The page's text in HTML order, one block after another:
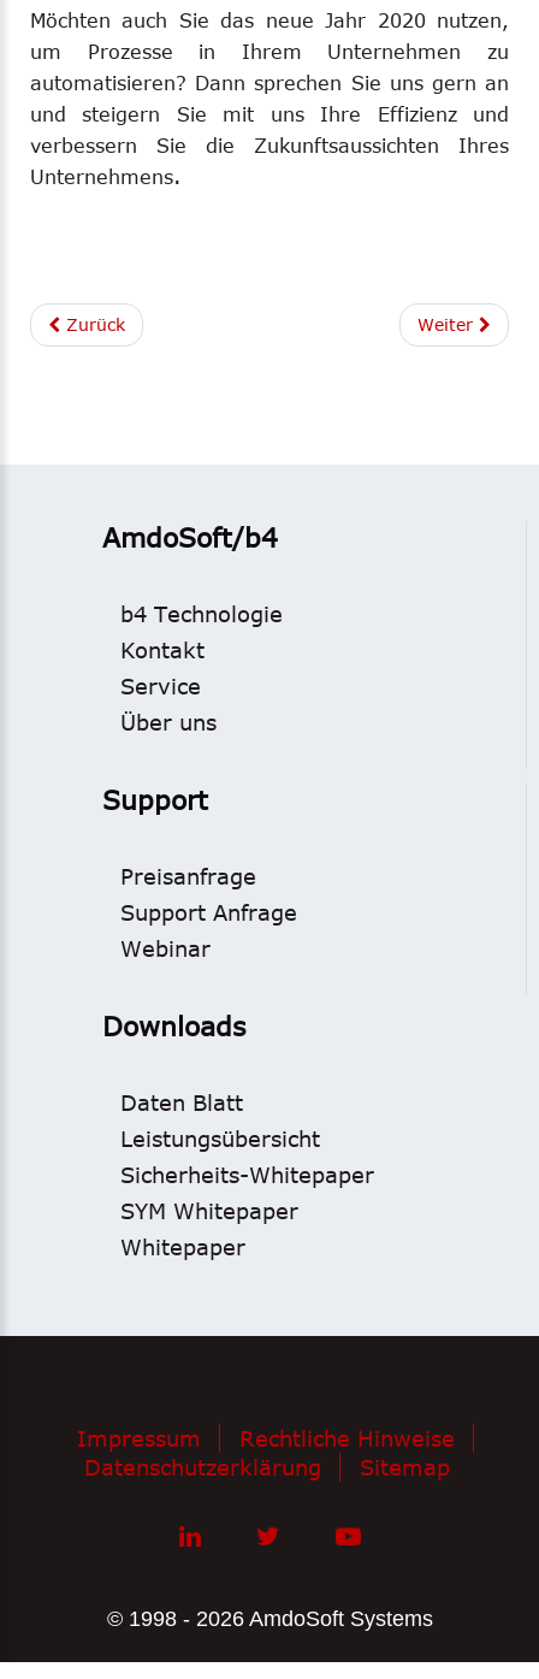
Möchten auch Sie das neue Jahr 2020 nutzen,
um Prozesse in Ihrem Unternehmen zu
automatisieren? Dann sprechen Sie uns gern an
und steigern Sie mit uns Ihre Effizienz und
verbessern Sie die Zukunftsaussichten Ihres
Unternehmens.
Zurück Weiter
AmdoSoft/b4
b4 Technologie
Kontakt
Service
Über uns
Support
Preisanfrage
Support Anfrage
Webinar
Downloads
Daten Blatt
Leistungsübersicht
Sicherheits-Whitepaper
SYM Whitepaper
Whitepaper
Impressum
Rechtliche Hinweise
Datenschutzerklärung
Sitemap
© 1998 - 2026 AmdoSoft Systems